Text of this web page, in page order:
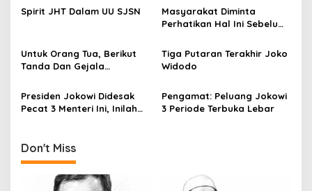
i
a
t
i
o
Asal Ada Kemauan Serius!
Harga Beras Nasional
Spirit JHT Dalam UU SJSN
Masyarakat Diminta
Perhatikan Hal Ini Sebelum
Untuk Orang Tua, Berikut
Tanda Dan Gejala
Anak
Tiga Putaran Terakhir Joko
Widodo
Presiden Jokowi Didesak
Pecat 3 Menteri Ini, Inilah
Pengamat: Peluang Jokowi
3 Periode Terbuka Lebar
Don't Miss